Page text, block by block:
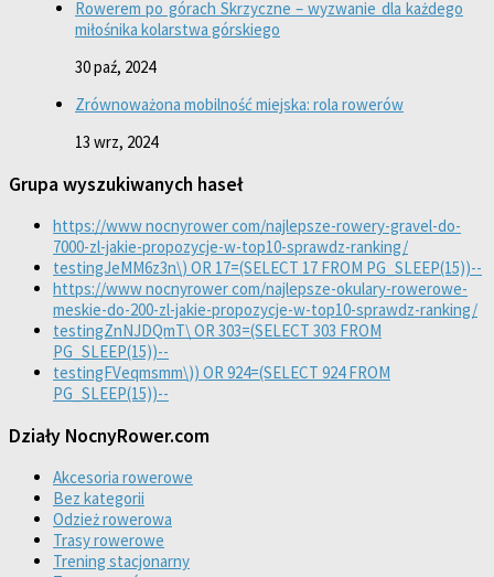
Rowerem po górach Skrzyczne – wyzwanie dla każdego
miłośnika kolarstwa górskiego
30 paź, 2024
Zrównoważona mobilność miejska: rola rowerów
13 wrz, 2024
Grupa wyszukiwanych haseł
https://www nocnyrower com/najlepsze-rowery-gravel-do-
7000-zl-jakie-propozycje-w-top10-sprawdz-ranking/
testingJeMM6z3n\) OR 17=(SELECT 17 FROM PG_SLEEP(15))--
https://www nocnyrower com/najlepsze-okulary-rowerowe-
meskie-do-200-zl-jakie-propozycje-w-top10-sprawdz-ranking/
testingZnNJDQmT\ OR 303=(SELECT 303 FROM
PG_SLEEP(15))--
testingFVeqmsmm\)) OR 924=(SELECT 924 FROM
PG_SLEEP(15))--
Działy NocnyRower.com
Akcesoria rowerowe
Bez kategorii
Odzież rowerowa
Trasy rowerowe
Trening stacjonarny